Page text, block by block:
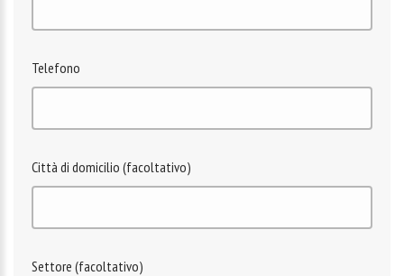
Telefono
Città di domicilio (facoltativo)
Settore (facoltativo)